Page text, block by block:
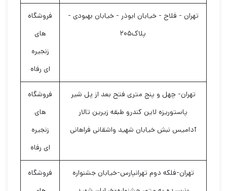
تهران - فلاح - خیابان ابوذر - خیابان بهبودی -
پلاک۲۰۵
فروشگاه
های
زنجیره
ای رفاه
تهران- چهل و پنج متری فتح بعد از پل شیر
پاستوریزه لاین کندرو طبقه زیرین تالار
آدامیس نبش خیابان شهید واشقانی فراهانی
فروشگاه
های
زنجیره
ای رفاه
تهران-فلکه دوم تهرانپارس-خیابان جشنواره
فروشگاه